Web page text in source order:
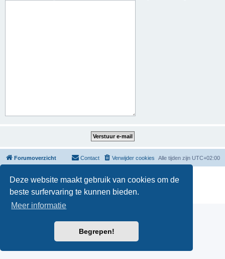
Deze website maakt gebruik van cookies om de
beste surfervaring te kunnen bieden.
Meer informatie
Begrepen!
Forumoverzicht Alle tijden zijn UTC+02:00
Verwijder cookies
Contact
Powered by phpBB® Forum Software © phpBB Limited
Nederlandse vertaling door
Privacy| Gebruikersvoorwaarden